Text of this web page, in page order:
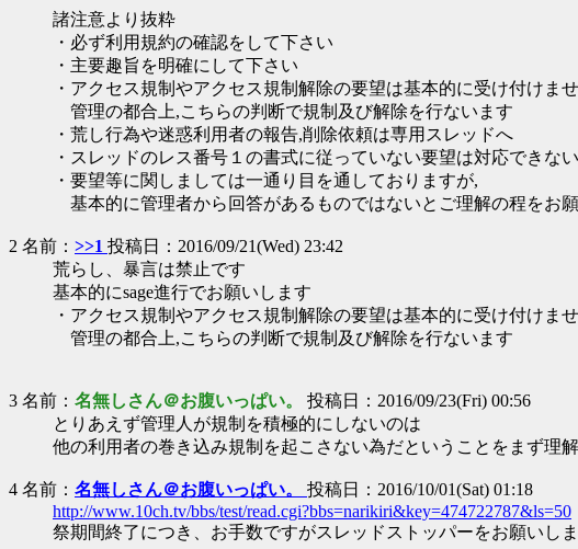
諸注意より抜粋
・必ず利用規約の確認をして下さい
・主要趣旨を明確にして下さい
・アクセス規制やアクセス規制解除の要望は基本的に受け付けま
管理の都合上,こちらの判断で規制及び解除を行ないます
・荒し行為や迷惑利用者の報告,削除依頼は専用スレッドへ
・スレッドのレス番号１の書式に従っていない要望は対応できな
・要望等に関しましては一通り目を通しておりますが,
基本的に管理者から回答があるものではないとご理解の程をお
2 名前： >>1 投稿日：2016/09/21(Wed) 23:42
荒らし、暴言は禁止です
基本的にsage進行でお願いします
・アクセス規制やアクセス規制解除の要望は基本的に受け付けま
管理の都合上,こちらの判断で規制及び解除を行ないます
3 名前： 名無しさん＠お腹いっぱい。 投稿日：2016/09/23(Fri) 00:56
とりあえず管理人が規制を積極的にしないのは
他の利用者の巻き込み規制を起こさない為だということをまず理
4 名前： 名無しさん＠お腹いっぱい。 投稿日：2016/10/01(Sat) 01:18
http://www.10ch.tv/bbs/test/read.cgi?bbs=narikiri&key=474722787&ls=50
祭期間終了につき、お手数ですがスレッドストッパーをお願いしま